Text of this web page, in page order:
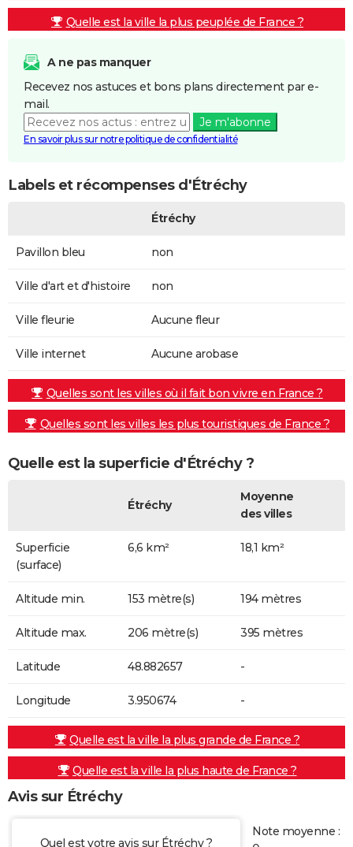
Quelle est la ville la plus peuplée de France ?
A ne pas manquer
Recevez nos astuces et bons plans directement par e-
mail.
Je m'abonne
En savoir plus sur notre politique de confidentialité
Labels et récompenses d'Étréchy
Étréchy
Pavillon bleu non
Ville d'art et d'histoire non
Ville fleurie Aucune fleur
Ville internet Aucune arobase
Quelles sont les villes où il fait bon vivre en France ?
Quelles sont les villes les plus touristiques de France ?
Quelle est la superficie d'Étréchy ?
Étréchy
Moyenne
des villes
Superficie
(surface)
6,6 km² 18,1 km²
Altitude min. 153 mètre(s) 194 mètres
Altitude max. 206 mètre(s) 395 mètres
Latitude 48.882657 -
Longitude 3.950674 -
Quelle est la ville la plus grande de France ?
Quelle est la ville la plus haute de France ?
Avis sur Étréchy
Quel est votre avis sur Étréchy ?
Note moyenne :